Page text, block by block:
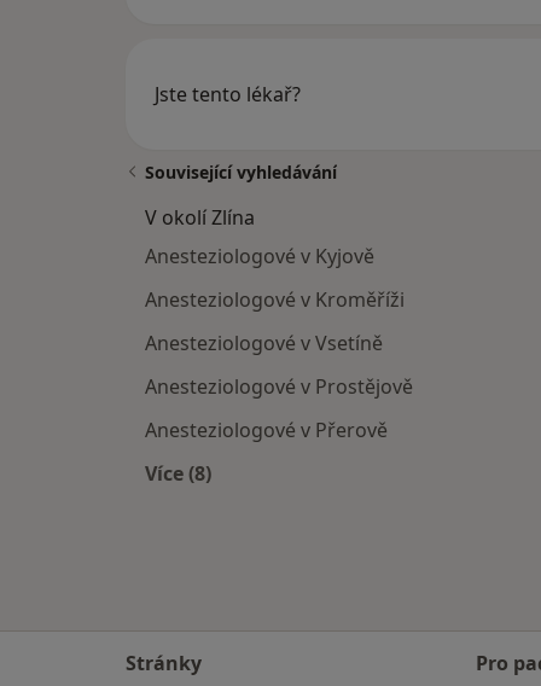
Jste tento lékař?
Související vyhledávání
V okolí Zlína
Anesteziologové v Kyjově
Anesteziologové v Kroměříži
Anesteziologové v Vsetíně
Anesteziologové v Prostějově
Anesteziologové v Přerově
Více (8)
Stránky
Pro